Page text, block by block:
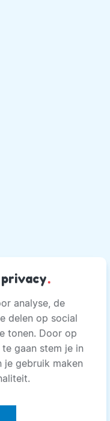
privacy.
analyse, de
delen op social
tonen. Door op
gaan stem je in
je gebruik maken